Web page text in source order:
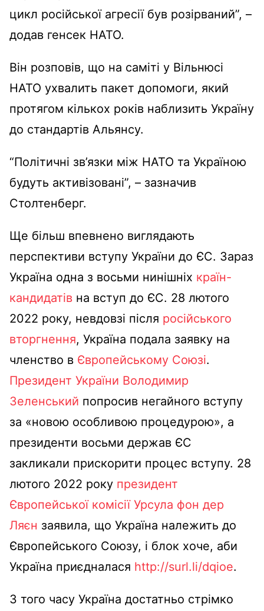
цикл російської агресії був розірваний”, –
додав генсек НАТО.
Він розповів, що на саміті у Вільнюсі
НАТО ухвалить пакет допомоги, який
протягом кількох років наблизить Україну
до стандартів Альянсу.
“Політичні зв’язки між НАТО та Україною
будуть активізовані”, – зазначив
Столтенберг.
Ще більш впевнено виглядають
перспективи вступу України до ЄС. Зараз
Україна одна з восьми нинішніх країн-
кандидатів на вступ до ЄС. 28 лютого
2022 року, невдовзі після російського
вторгнення, Україна подала заявку на
членство в Європейському Союзі.
Президент України Володимир
Зеленський попросив негайного вступу
за «новою особливою процедурою», а
президенти восьми держав ЄС
закликали прискорити процес вступу. 28
лютого 2022 року президент
Європейської комісії Урсула фон дер
Ляєн заявила, що Україна належить до
Європейського Союзу, і блок хоче, аби
Україна приєдналася http://surl.li/dqioe.
З того часу Україна достатньо стрімко